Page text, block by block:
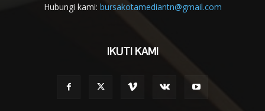
Hubungi kami: bursakotamediantn@gmail.com
IKUTI KAMI